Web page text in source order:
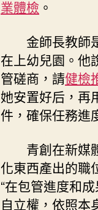
業體檢 。
金師長教師
在上幼兒園。他
管磋商，請健檢
她安置好后，再
件，確保任務進
青創在新媒
化東西產出的職
“在包管進度和
自立權，依照本